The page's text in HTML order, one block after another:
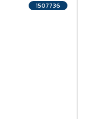
1507736